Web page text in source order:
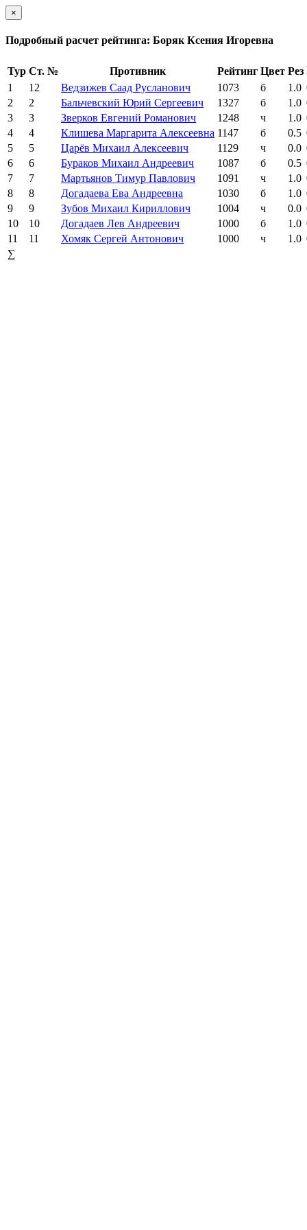
×
Подробный расчет рейтинга: Боряк Ксения Игоревна
Тур Ст. № Противник Рейтинг Цвет Рез
1
12 Ведзижев Саад Русланович 1073 б 1.0
2
2 Бальчевский Юрий Сергеевич 1327 б 1.0
3
3 Зверков Евгений Романович 1248 ч 1.0
4
4 Клишева Маргарита Алексеевна 1147 б 0.5
5
5 Царёв Михаил Алексеевич 1129 ч 0.0
6
6 Бураков Михаил Андреевич 1087 б 0.5
7
7 Мартьянов Тимур Павлович 1091 ч 1.0
8
8 Догадаева Ева Андреевна 1030 б 1.0
9
9 Зубов Михаил Кириллович 1004 ч 0.0
10
10 Догадаев Лев Андреевич 1000 б 1.0
11
11 Хомяк Сергей Антонович 1000 ч 1.0
∑